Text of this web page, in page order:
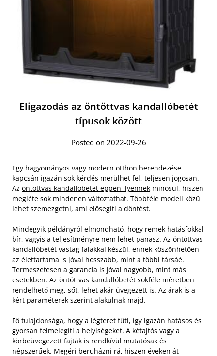
Eligazodás az öntöttvas kandallóbetét
típusok között
Posted on 2022-09-26
Egy hagyományos vagy modern otthon berendezése
kapcsán igazán sok kérdés merülhet fel, teljesen jogosan.
Az öntöttvas kandallóbetét éppen ilyennek minősül, hiszen
megléte sok mindenen változtathat. Többféle modell közül
lehet szemezgetni, ami elősegíti a döntést.
Mindegyik példányról elmondható, hogy remek hatásfokkal
bír, vagyis a teljesítményre nem lehet panasz. Az öntöttvas
kandallóbetét vastag falakkal készül, ennek köszönhetően
az élettartama is jóval hosszabb, mint a többi társáé.
Természetesen a garancia is jóval nagyobb, mint más
esetekben. Az öntöttvas kandallóbetét sokféle méretben
rendelhető meg, sőt, lehet akár üvegezett is. Az árak is a
kért paraméterek szerint alakulnak majd.
Fő tulajdonsága, hogy a légteret fűti, így igazán hatásos és
gyorsan felmelegíti a helyiségeket. A kétajtós vagy a
körbeüvegezett fajták is rendkívül mutatósak és
népszerűek. Megéri beruházni rá, hiszen éveken át